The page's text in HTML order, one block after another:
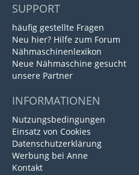
SUPPORT
häufig gestellte Fragen
Neu hier? Hilfe zum Forum
Nähmaschinenlexikon
Neue Nähmaschine gesucht
unsere Partner
INFORMATIONEN
Nutzungsbedingungen
Einsatz von Cookies
Datenschutzerklärung
Werbung bei Anne
Kontakt